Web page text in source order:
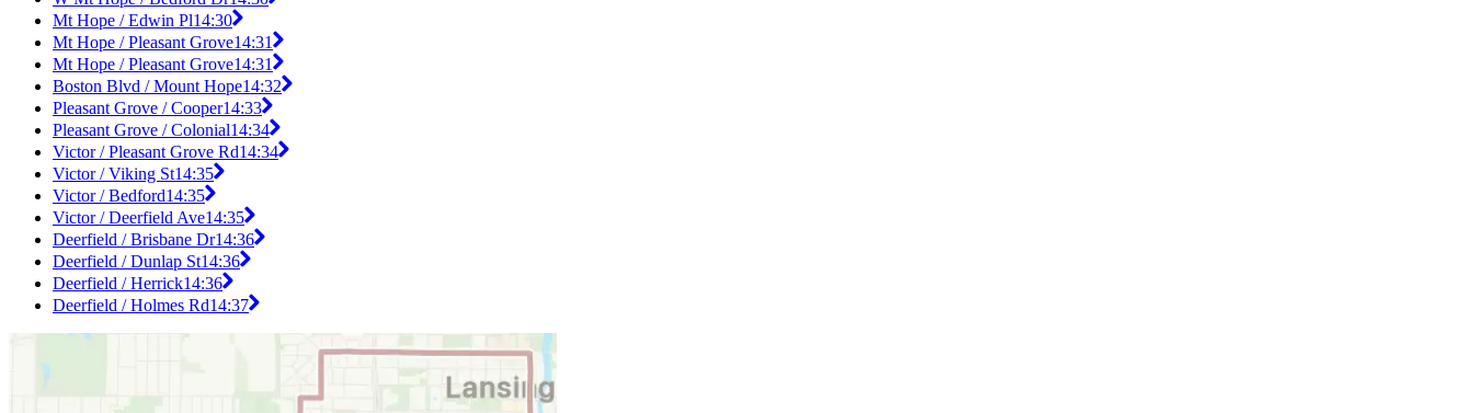
Mt Hope / Edwin Pl14:30
Mt Hope / Pleasant Grove14:31
Mt Hope / Pleasant Grove14:31
Boston Blvd / Mount Hope14:32
Pleasant Grove / Cooper14:33
Pleasant Grove / Colonial14:34
Victor / Pleasant Grove Rd14:34
Victor / Viking St14:35
Victor / Bedford14:35
Victor / Deerfield Ave14:35
Deerfield / Brisbane Dr14:36
Deerfield / Dunlap St14:36
Deerfield / Herrick14:36
Deerfield / Holmes Rd14:37